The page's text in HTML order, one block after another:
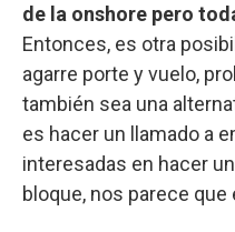
de la onshore pero
Entonces, es otra
agarre porte y vuelo,
también sea una
es hacer un llamado a
interesadas en hacer
bloque, nos parece que